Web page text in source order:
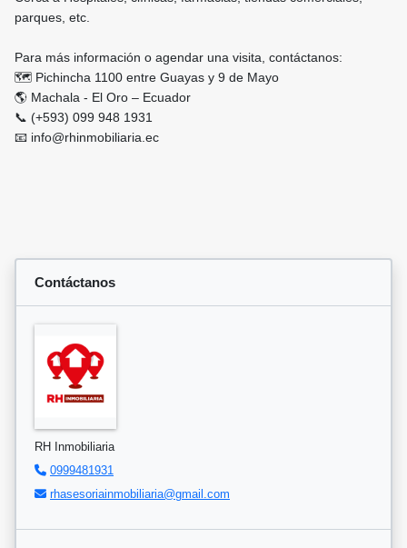
parques, etc.
Para más información o agendar una visita, contáctanos:
🗺 Pichincha 1100 entre Guayas y 9 de Mayo
🌎 Machala - El Oro – Ecuador
📞 (+593) 099 948 1931
📧 info@rhinmobiliaria.ec
Contáctanos
RH Inmobiliaria
0999481931
rhasesoriainmobiliaria@gmail.com